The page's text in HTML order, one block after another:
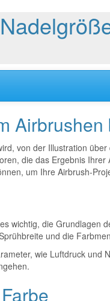
von der Illustration
die das Ergebnis
um Ihre Airbrush-
wichtig, die Grundlagen
und die
wie Luftdruck